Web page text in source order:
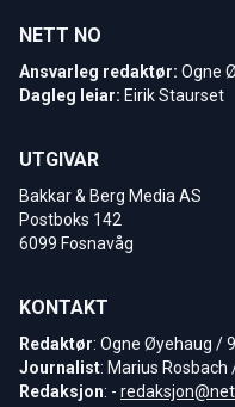
NETT NO
Ansvarleg redaktør: Ogne
Dagleg leiar: Eirik Staurset
UTGIVAR
Bakkar & Berg Media AS
Postboks 142
6099 Fosnavåg
KONTAKT
Redaktør: Ogne Øyehaug /
Journalist: Marius Rosbach
Redaksjon: -